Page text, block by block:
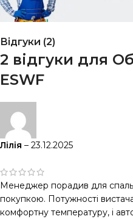
Відгуки (2)
2 відгуки для
ESWF
Лілія – 23.12.2025
Менеджер порадив для
покупкою. Потужності
комфортну температуру, і